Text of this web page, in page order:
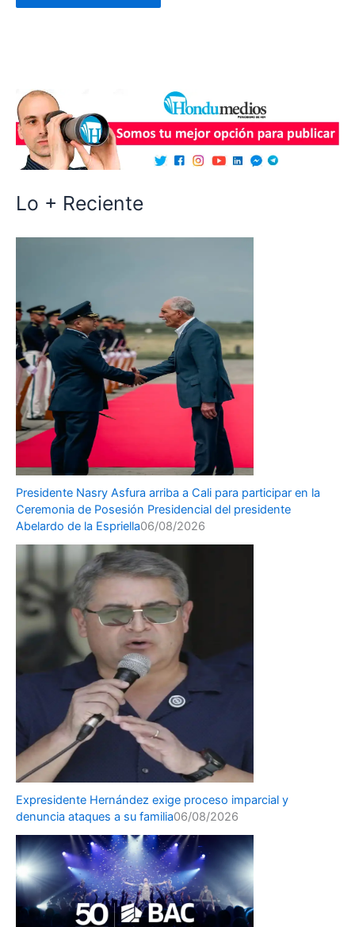
Lo + Reciente
Presidente Nasry Asfura arriba a Cali para participar en la
Ceremonia de Posesión Presidencial del presidente
Abelardo de la Espriella06/08/2026
Expresidente Hernández exige proceso imparcial y
denuncia ataques a su familia06/08/2026